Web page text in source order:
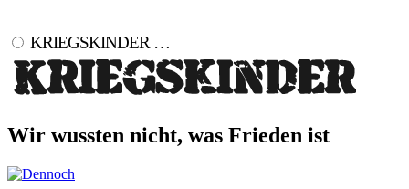
KRIEGSKINDER …
Wir wussten nicht, was Frieden ist